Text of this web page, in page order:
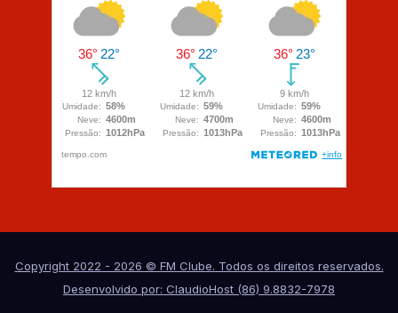
Copyright 2022 - 2026 © FM Clube. Todos os direitos reservados.
Desenvolvido por: ClaudioHost (86) 9.8832-7978